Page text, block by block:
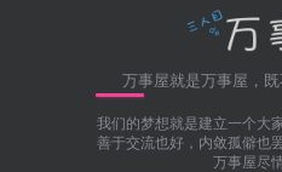
万事屋就是万事屋，既
我们的梦想就是建立一个大
善于交流也好，内敛孤僻也
万事屋尽